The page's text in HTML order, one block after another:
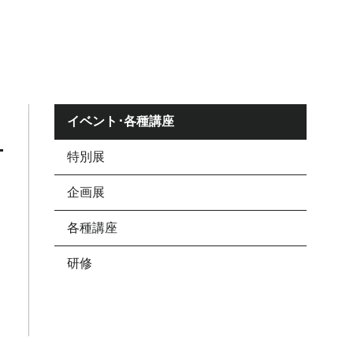
イベント･各種講座
特別展
企画展
各種講座
研修